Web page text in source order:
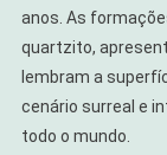
anos. As
quartzito,
lembram a
cenário surreal e
todo o mundo.